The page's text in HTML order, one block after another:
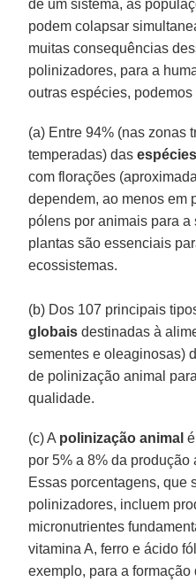
de um sistema, as
podem colapsar
muitas consequências
polinizadores, para a
outras espécies, podemos
(a) Entre 94% (nas zonas
temperadas) das
com florações
dependem, ao menos em
pólens por animais para
plantas são essenciais
ecossistemas.
(b) Dos 107 principais
globais destinadas à
sementes e oleaginosas)
de polinização animal
qualidade.
(c) A polinização animal
por 5% a 8% da
Essas porcentagens, que
polinizadores, incluem
micronutrientes
vitamina A, ferro e ácido
exemplo, para a